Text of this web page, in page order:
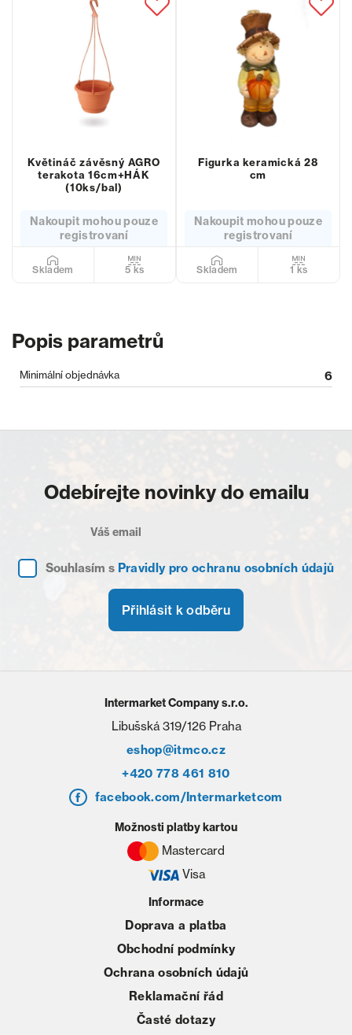
Květináč závěsný AGRO
terakota 16cm+HÁK
(10ks/bal)
Nakoupit mohou pouze
registrovaní
Skladem 5 ks
Figurka keramická 28
cm
Nakoupit mohou pouze
registrovaní
Skladem 1 ks
Popis parametrů
Minimální objednávka 6
Odebírejte novinky do emailu
Souhlasím s Pravidly pro ochranu osobních údajů
Přihlásit k odběru
Intermarket Company s.r.o.
Libušská 319/126 Praha
eshop@itmco.cz
+420 778 461 810
facebook.com/Intermarketcom
Informace
Doprava a platba
Obchodní podmínky
Ochrana osobních údajů
Reklamační řád
Časté dotazy
Možnosti platby kartou
Mastercard
Visa